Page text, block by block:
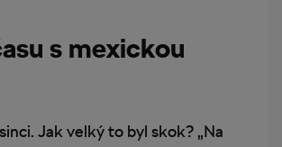
s mexickou
Jak velký to byl skok? „Na